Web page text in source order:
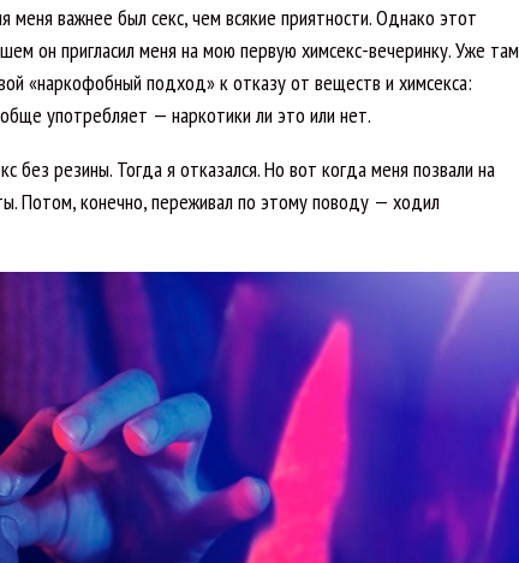
меня важнее был секс, чем всякие приятности. Однако этот
он пригласил меня на мою первую химсекс-вечеринку. Уже там
«наркофобный подход» к отказу от веществ и химсекса:
употребляет — наркотики ли это или нет.
без резины. Тогда я отказался. Но вот когда меня позвали на
Потом, конечно, переживал по этому поводу — ходил